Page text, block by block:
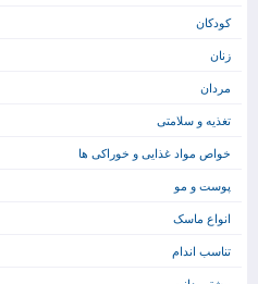
کودکان
زنان
مردان
تغذیه و سلامتی
خواص مواد غذایی و خوراکی ها
پوست و مو
انواع ماسک
تناسب اندام